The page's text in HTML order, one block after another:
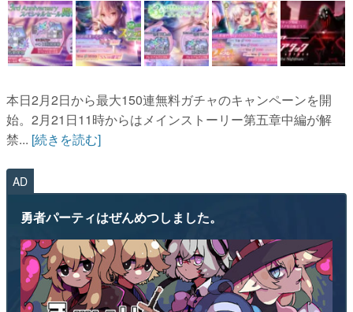
電ファミニコゲーマーとは？
運営：株式会社マレ
本日2月2日から最大150連無料ガチャのキャンペーンを開
始。2月21日11時からはメインストーリー第五章中編が解
禁... [続きを読む]
AD
勇者パーティはぜんめつしました。